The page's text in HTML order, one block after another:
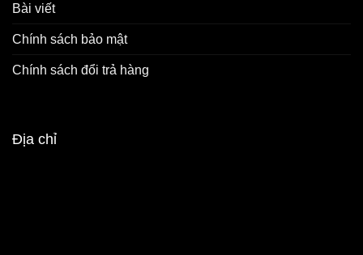
Bài viết
Chính sách bảo mật
Chính sách đổi trả hàng
Địa chỉ